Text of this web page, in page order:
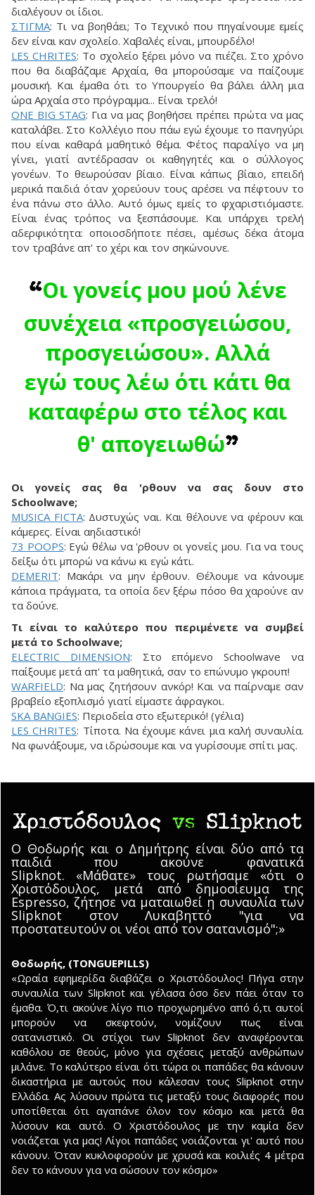
διαλέγουν οι ίδιοι.
ΣTIΓMA: Τι να βοηθάει; Το Τεχνικό που πηγαίνουμε εμείς
δεν είναι καν σχολείο. Χαβαλές είναι, μπουρδέλο!
LES CHRITES: Το σχολείο ξέρει μόνο να πιέζει. Στο χρόνο
που θα διαβάζαμε Αρχαία, θα μπορούσαμε να παίζουμε
μουσική. Και έμαθα ότι το Υπουργείο θα βάλει άλλη μια
ώρα Αρχαία στο πρόγραμμα... Είναι τρελό!
ONE BIG STAG: Για να μας βοηθήσει πρέπει πρώτα να μας
καταλάβει. Στο Κολλέγιο που πάω εγώ έχουμε το πανηγύρι
που είναι καθαρά μαθητικό θέμα. Φέτος παραλίγο να μη
γίνει, γιατί αντέδρασαν οι καθηγητές και ο σύλλογος
γονέων. Το θεωρούσαν βίαιο. Είναι κάπως βίαιο, επειδή
μερικά παιδιά όταν χορεύουν τους αρέσει να πέφτουν το
ένα πάνω στο άλλο. Αυτό όμως εμείς το φχαριστιόμαστε.
Είναι ένας τρόπος να ξεσπάσουμε. Και υπάρχει τρελή
αδερφικότητα: οποιοσδήποτε πέσει, αμέσως δέκα άτομα
τον τραβάνε απ' το χέρι και τον σηκώνουνε.
“Οι γονείς μου μού λένε
συνέχεια «προσγειώσου,
προσγειώσου». Αλλά
εγώ τους λέω ότι κάτι θα
καταφέρω στο τέλος και
θ' απογειωθώ”
Οι γονείς σας θα 'ρθουν να σας δουν στο
Schoolwave;
MUSICA FICTA: Δυστυχώς ναι. Και θέλουνε να φέρουν και
κάμερες. Είναι αηδιαστικό!
73 POOPS: Εγώ θέλω να 'ρθουν οι γονείς μου. Για να τους
δείξω ότι μπορώ να κάνω κι εγώ κάτι.
DEMERIT: Μακάρι να μην έρθουν. Θέλουμε να κάνουμε
κάποια πράγματα, τα οποία δεν ξέρω πόσο θα χαρούνε αν
τα δούνε.
Τι είναι το καλύτερο που περιμένετε να συμβεί
μετά το Schoolwave;
ELECTRIC DIMENSION: Στο επόμενο Schoolwave να
παίξουμε μετά απ' τα μαθητικά, σαν το επώνυμο γκρουπ!
WARFIELD: Να μας ζητήσουν ανκόρ! Και να παίρναμε σαν
βραβείο εξοπλισμό γιατί είμαστε άφραγκοι.
SKA BANGIES: Περιοδεία στο εξωτερικό! (γέλια)
LES CHRITES: Τίποτα. Να έχουμε κάνει μια καλή συναυλία.
Να φωνάξουμε, να ιδρώσουμε και να γυρίσουμε σπίτι μας.
Χριστόδουλος vs Slipknot
O Θοδωρής και ο Δημήτρης είναι δύο από τα
παιδιά που ακούνε φανατικά
Slipknot. «Μάθατε» τους ρωτήσαμε «ότι ο
Xριστόδουλος, μετά από δημοσίευμα της
Espresso, ζήτησε να ματαιωθεί η συναυλία των
Slipknot στον Λυκαβηττό "για να
προστατευτούν οι νέοι από τον σατανισμό";»
Θοδωρής, (TONGUEPILLS)
«Ωραία εφημερίδα διαβάζει ο Χριστόδουλος! Πήγα στην
συναυλία των Slipknot και γέλασα όσο δεν πάει όταν το
έμαθα. Ό,τι ακούνε λίγο πιο προχωρημένο από ό,τι αυτοί
μπορούν να σκεφτούν, νομίζουν πως είναι
σατανιστικό. Οι στίχοι των Slipknot δεν αναφέρονται
καθόλου σε θεούς, μόνο για σχέσεις μεταξύ ανθρώπων
μιλάνε. Το καλύτερο είναι ότι τώρα οι παπάδες θα κάνουν
δικαστήρια με αυτούς που κάλεσαν τους Slipknot στην
Ελλάδα. Ας λύσουν πρώτα τις μεταξύ τους διαφορές που
υποτίθεται ότι αγαπάνε όλον τον κόσμο και μετά θα
λύσουν και αυτό. Ο Χριστόδουλος με την καμία δεν
νοιάζεται για μας! Λίγοι παπάδες νοιάζονται γι' αυτό που
κάνουν. Όταν κυκλοφορούν με χρυσά και κοιλιές 4 μέτρα
δεν το κάνουν για να σώσουν τον κόσμο»